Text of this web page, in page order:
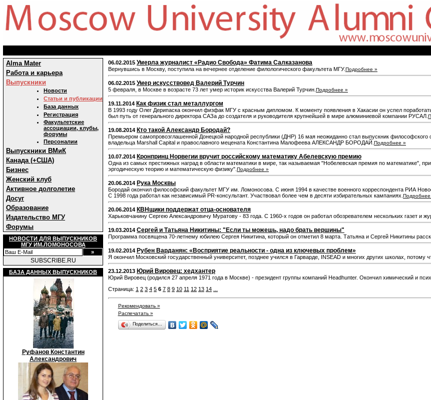
Alma Mater
Работа и карьера
Выпускники
Новости
Статьи и публикации
База данных
Регистрация
Факультетские
ассоциации, клубы,
форумы
Персоналии
Выпускники ВМиК
Канада (+США)
Бизнес
Женский клуб
Активное долголетие
Досуг
Образование
Издательство МГУ
Форумы
НОВОСТИ ДЛЯ ВЫПУСКНИКОВ
МГУ ИМ.ЛОМОНОСОВА
SUBSCRIBE.RU
БАЗА ДАННЫХ ВЫПУСКНИКОВ
Руфанов Константин
Александрович
06.02.2015 Умерла журналист «Радио Свобода» Фатима Салказанова
Вернувшись в Москву, поступила на вечернее отделение филологического факультета МГУ.Подробнее »
06.02.2015 Умер искусствовед Валерий Турчин
5 февраля, в Москве в возрасте 73 лет умер историк искусства Валерий Турчин. Подробнее »
19.11.2014 Как физик стал металлургом
В 1993 году Олег Дерипаска окончил физфак МГУ с красным дипломом. К моменту появления в Хакасии он успел
был путь от генерального директора САЗа до создателя и руководителя крупнейшей в мире алюминиевой компании РУСАЛ.
19.08.2014 Кто такой Александр Бородай?
Премьером самопровозглашенной Донецкой народной республики (ДНР) 16 мая неожиданно стал выпускник философского
владельца Marshall Capital и православного мецената Константина Малофеева АЛЕКСАНДР БОРОДАЙ. Подробнее »
10.07.2014 Кронпринц Норвегии вручит российскому математику Абелевскую премию
Одна из самых престижных наград в области математики в мире, так называемая "Нобелевская премия по математике",
эргодическую теорию и математическую физику". Подробнее »
20.06.2014 Рука Москвы
Бородай окончил философский факультет МГУ им. Ломоносова. С июня 1994 в качестве военного корреспондента РИА
С 1998 года работал как независимый PR-консультант. Участвовал более чем в десяти избирательных кампаниях. Подробнее
20.06.2014 КВНщики поддержат отца-основателя
Харьковчанину Сергею Александровичу Муратову - 83 года. С 1960-х годов он работал обозревателем нескольких газет и
19.03.2014 Сергей и Татьяна Никитины: "Если ты можешь, надо брать вершины"
Программа посвящена 70-летнему юбилею Сергея Никитина, который он отметил 8 марта. Татьяна и Сергей Никитины
19.02.2014 Рубен Варданян: «Восприятие реальности - одна из ключевых проблем»
Я окончил Московский государственный университет, позднее учился в Гарварде, INSEAD и многих других школах, потому
23.12.2013 Юрий Вировец: хедхантер
Юрий Вировец (родился 27 апреля 1971 года в Москве) - президент группы компаний Headhunter. Окончил химический и
Страница: 1 2 3 4 5 6 7 8 9 10 11 12 13 14
Рекомендовать »
Распечатать »
Поделиться…